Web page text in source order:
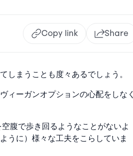
Copy link Share
しまうことも度々あるでしょう。
ィーガンオプションの心配をしなく
腹で歩き回るようなことがないよ
うに）様々な工夫をこらしていま